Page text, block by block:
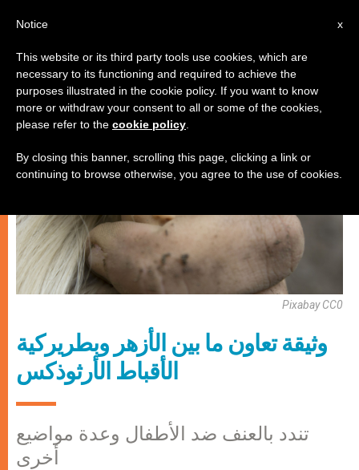
كنيسة محليّة
Pixabay CC0
وثيقة تعاون ما بين الأزهر وبطريركية
الأقباط الأرثوذكس
تندد بالعنف ضد الأطفال وعدة مواضيع
أخرى
x
Notice
This website or its third party tools use cookies, which are
necessary to its functioning and required to achieve the
purposes illustrated in the cookie policy. If you want to know
more or withdraw your consent to all or some of the cookies,
please refer to the cookie policy
By closing this banner, scrolling this page, clicking a link or
continuing to browse otherwise, you agree to the use of cookies.